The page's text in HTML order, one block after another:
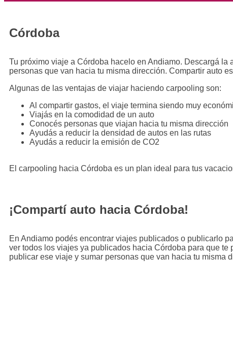
Córdoba
Tu próximo viaje a Córdoba hacelo en Andiamo. Descargá
personas que van hacia tu misma dirección. Compartir auto
Algunas de las ventajas de viajar haciendo carpooling son:
Al compartir gastos, el viaje termina siendo muy
Viajás en la comodidad de un auto
Conocés personas que viajan hacia tu misma dirección
Ayudás a reducir la densidad de autos en las rutas
Ayudás a reducir la emisión de CO2
El carpooling hacia Córdoba es un plan ideal para tus
¡Compartí auto hacia Córdoba!
En Andiamo podés encontrar viajes publicados o publicarlo
ver todos los viajes ya publicados hacia Córdoba para que
publicar ese viaje y sumar personas que van hacia tu misma